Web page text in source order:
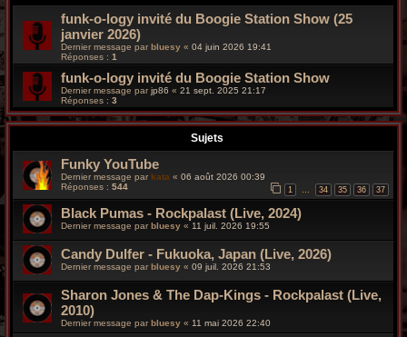
r
v
funk-o-logy invité du Boogie Station Show (25
janvier 2026)
Dernier message par bluesy « 04 juin 2026 19:41
Réponses : 1
funk-o-logy invité du Boogie Station Show
Dernier message parjp86 « 21 sept. 2025 21:17
Réponses : 3
Sujets
Funky YouTube
Dernier message par kata « 06 août 2026 00:39
Réponses : 544 1 34 35 36 37
Black Pumas - Rockpalast (Live, 2024)
Dernier message parbluesy « 11 juil. 2026 19:55
Candy Dulfer - Fukuoka, Japan (Live, 2026)
Dernier message par bluesy « 09 juil. 2026 21:53
Sharon Jones & The Dap-Kings - Rockpalast (Live,
2010)
Dernier message par bluesy « 11 mai 2026 22:40